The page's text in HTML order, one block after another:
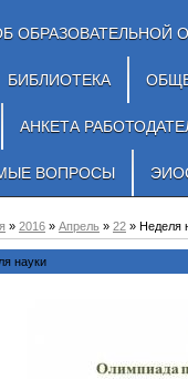
ОБРАЗОВАТЕЛЬНОЙ
БИБЛИОТЕКА
АНКЕТА
ВОПРОСЫ
» 2016 » Апрель » 22 » Неделя
науки